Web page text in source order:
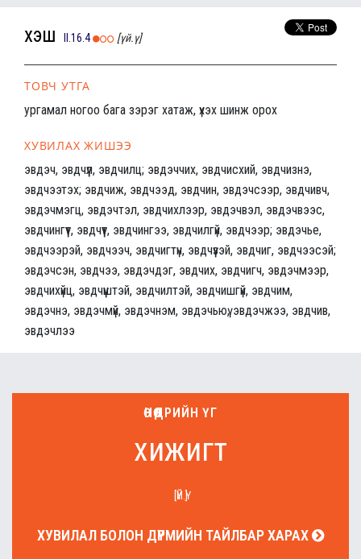
үхэш II.16.4 [үй.ү]
ТОВЧ УТГА
ургамал ногоо бага зэрэг хатаж, үхэх шинж орох
ХУВИЛАХ ЖИШЭЭ
эвдэч, эвдчүүл, эвдчилц; эвдэччих, эвдчисхий, эвдчизнэ,
эвдчээтэх; эвдчиж, эвдчээд, эвдчин, эвдэчсээр, эвдчивч,
эвдэчмэгц, эвдэчтэл, эвдчихлээр, эвдэчвэл, эвдэчвээс,
эвдчингүүт, эвдчүүт, эвдчингээ, эвдчилгүй, эвдчээр; эвдэчье,
эвдчээрэй, эвдчээч, эвдчигтүн, эвдчүүзэй, эвдчиг, эвдчээсэй;
эвдэчсэн, эвдчээ, эвдэчдэг, эвдчих, эвдчигч, эвдэчмээр,
эвдчихүйц, эвдчүүштэй, эвдчилтэй, эвдчишгүй, эвдчим,
эвдэчнэ, эвдэчмүй, эвдэчнэм, эвдэчьюү, эвдэчжээ, эвдчив,
эвдэчлээ
ӨНӨӨДРИЙН ҮГ
хижигт
[ҮЙ.Ү]
ХУВИЛАЛ БОЛОН ДҮРМИЙН ТАЙЛБАР ХАРАХ